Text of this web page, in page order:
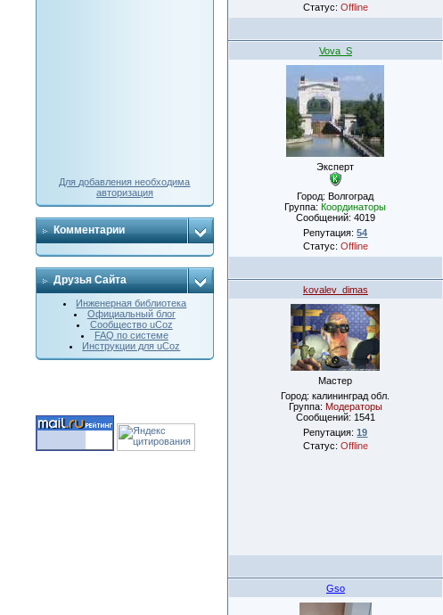
Для добавления необходима
авторизация
Комментарии
Друзья Сайта
Инженерная библиотека
Официальный блог
Сообщество uCoz
FAQ по системе
Инструкции для uCoz
Статус: Offline
Vova_S
Эксперт
Город: Волгоград
Группа:Координаторы
Сообщений: 4019
Репутация:54
Статус: Offline
kovalev_dimas
Мастер
Город: калининград обл.
Группа: Модераторы
Сообщений: 1541
Репутация:19
Статус: Offline
Gso